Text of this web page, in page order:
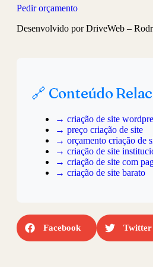
Pedir orçamento
Desenvolvido por DriveWeb –
🔗 Conteúdo
→ criação de site
→ preço criação de site
→ orçamento criação de
→ criação de site
→ criação de site com
→ criação de site barato
Facebook Twitter